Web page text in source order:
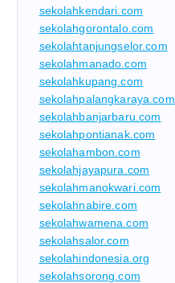
sekolahkendari.com
sekolahgorontalo.com
sekolahtanjungselor.com
sekolahmanado.com
sekolahkupang.com
sekolahpalangkaraya.com
sekolahbanjarbaru.com
sekolahpontianak.com
sekolahambon.com
sekolahjayapura.com
sekolahmanokwari.com
sekolahnabire.com
sekolahwamena.com
sekolahsalor.com
sekolahindonesia.org
sekolahsorong.com